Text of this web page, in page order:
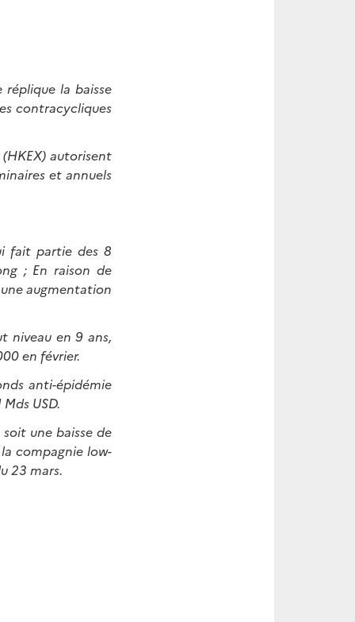
la baisse
contracycliques
autorisent
et annuels
fait partie des 8
; En raison de
augmentation
niveau en 9 ans,
en février.
anti-épidémie
USD.
une baisse de
compagnie low-
23 mars.